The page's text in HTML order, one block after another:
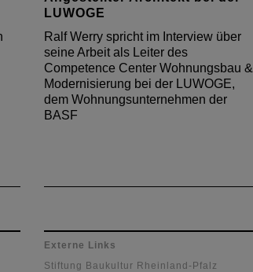
Vorteile einer Beschäftigung im
öffentlichen Dienst.
LUWOGE
Ralf Werry spricht im Interview über
seine Arbeit als Leiter des
Competence Center Wohnungsbau &
Modernisierung bei der LUWOGE,
dem Wohnungsunternehmen der
BASF
Externe Links
Stiftung Baukultur Rheinland-Pfalz